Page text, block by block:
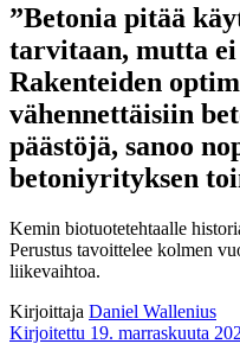
”Betonia pitää
tarvitaan, mutta
Rakenteiden
vähennettäisiin
päästöjä, sanoo
betoniyrityksen
Kemin biotuotetehtaalle
Perustus tavoittelee kolmen
liikevaihtoa.
Kirjoittaja Daniel Wallenius
Kirjoitettu 19. marraskuuta